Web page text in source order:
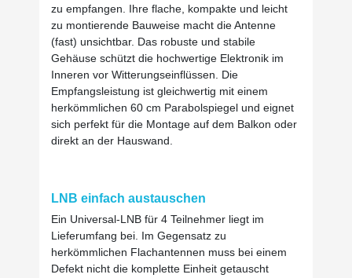
zu empfangen. Ihre flache, kompakte und leicht
zu montierende Bauweise macht die Antenne
(fast) unsichtbar. Das robuste und stabile
Gehäuse schützt die hochwertige Elektronik im
Inneren vor Witterungseinflüssen. Die
Empfangsleistung ist gleichwertig mit einem
herkömmlichen 60 cm Parabolspiegel und eignet
sich perfekt für die Montage auf dem Balkon oder
direkt an der Hauswand.
LNB einfach austauschen
Ein Universal-LNB für 4 Teilnehmer liegt im
Lieferumfang bei. Im Gegensatz zu
herkömmlichen Flachantennen muss bei einem
Defekt nicht die komplette Einheit getauscht